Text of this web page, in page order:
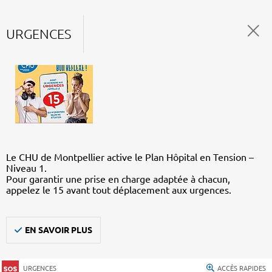
URGENCES
Le CHU de Montpellier active le Plan Hôpital en Tension –
Niveau 1.
Pour garantir une prise en charge adaptée à chacun,
appelez le 15 avant tout déplacement aux urgences.
EN SAVOIR PLUS
URGENCES ACCÈS RAPIDES